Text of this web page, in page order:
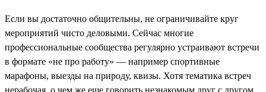
Если вы достаточно общительны, не ограничивайте круг
мероприятий чисто деловыми. Сейчас многие
профессиональные сообщества регулярно устраивают встречи
в формате «не про работу» — например спортивные
марафоны, выезды на природу, квизы. Хотя тематика встреч
нерабочая, о чем же еще говорить незнакомым друг с другом